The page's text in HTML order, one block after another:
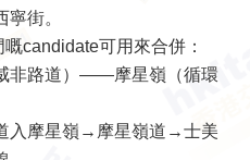
街。
candidate可用來合併：
非路道）——摩星嶺（循環
入摩星嶺→摩星嶺道→士美